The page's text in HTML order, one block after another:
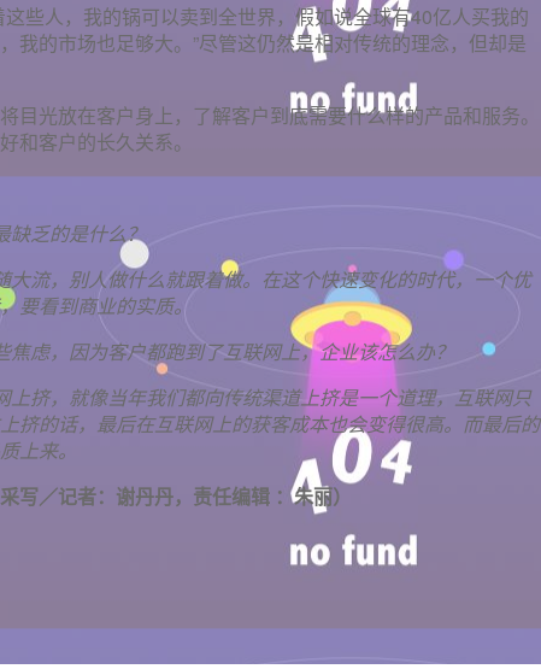
些人，我的锅可以卖到全世界，假如说全球有40亿人买我的
我的市场也足够大。”尽管这仍然是相对传统的理念，但却是
目光放在客户身上，了解客户到底需要什么样的产品和服务。
和客户的长久关系。
乏的是什么？
流，别人做什么就跟着做。在这个快速变化的时代，一个优
要看到商业的实质。
虑，因为客户都跑到了互联网上，企业该怎么办？
挤，就像当年我们都向传统渠道上挤是一个道理，互联网只
挤的话，最后在互联网上的获客成本也会变得很高。而最后的
上来。
写／记者：谢丹丹，责任编辑 ：朱丽）